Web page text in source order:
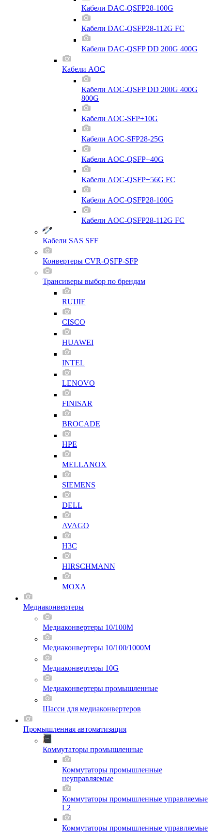
Кабели DAC-QSFP28-100G
Кабели DAC-QSFP28-112G FC
Кабели DAC-QSFP DD 200G 400G
Кабели AOC
Кабели AOC-QSFP DD 200G 400G
800G
Кабели AOC-SFP+10G
Кабели AOC-SFP28-25G
Кабели AOC-QSFP+40G
Кабели AOC-QSFP+56G FC
Кабели AOC-QSFP28-100G
Кабели AOC-QSFP28-112G FC
Кабели SAS SFF
Конвертеры CVR-QSFP-SFP
Трансиверы выбор по брендам
RUIJIE
CISCO
HUAWEI
INTEL
LENOVO
FINISAR
BROCADE
HPE
MELLANOX
SIEMENS
DELL
AVAGO
H3C
HIRSCHMANN
MOXA
Медиаконвертеры
Медиаконвертеры 10/100M
Медиаконвертеры 10/100/1000M
Медиаконвертеры 10G
Медиаконвертеры промышленные
Шасси для мeдиаконвертеров
Промышленная автоматизация
Коммутаторы промышленные
Коммутаторы промышленные
неуправляемые
Коммутаторы промышленные управляемые
L2
Коммутаторы промышленные управляемые